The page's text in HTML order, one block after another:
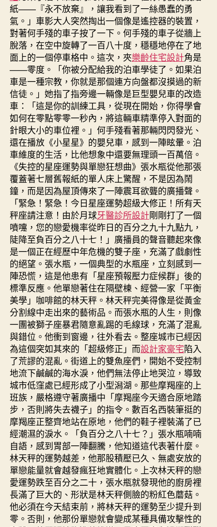
紙——『永不放棄』，讓我看到了一絲愚蠢的勇
氣。」車影大人突然掏出一個像是遙控器的裝置，
對著何手殘的車子按了一下。何手殘的車子從牆上
脫落，在空中旋轉了一百八十度，穩穩地停在了地
面上的一個停車格中。這次，夾樂齡住宅設計角是
——零度。「你被分配給我的泊車學徒了。如果泊
車是一種宗教，你就是那個連方向盤都沒摸過的新
信徒。」她指了指旁邊一輛像是巨型嬰兒車的改造
車：「這是你的訓練工具，從現在開始，你得學會
如何在零點零零一秒內，將這輛車精準停入對面的
針眼大小的車位裡。」何手殘看著那輛閃閃發光、
還在播放《小星星》的嬰兒車，感到一陣眩暈。泊
車維度的生活，比他想象中還要無理頭一百萬倍。
《失控的星座運勢與單戀狂想曲》張水瓶從他那張
覆蓋著七層舊報紙的單人床上驚醒，不是因為鬧
鐘，而是因為屋頂傳來了一陣震耳欲聾的廣播聲。
「緊急！緊急！今日星座運勢超級大修正！所有天
秤座請注意！由於月球牙醫診所設計剛剛打了一個
噴嚏，您的戀愛機率從昨日的百分之九十九點九，
陡降至負百分之八十七！」廣播員的聲音聽起來像
是一個正在經歷中年危機的雙子座，充滿了戲劇性
的絕望。張水瓶，一個典型的水瓶座，立刻感到一
陣恐慌，這是他患有「星座預報壓力症候群」後的
標準反應。他單戀著住在隔壁棟、經營一家「平衡
美學」咖啡館的林天秤。林天秤完美得像是從黃金
分割線中走出來的藝術品。而張水瓶的人生，則像
一團被獅子座暴君隨意亂踢的毛線球，充滿了混亂
與錯位。他衝到窗邊，往外看去。整座城市已經因
為這個突如其來的「超級修正」而設計家豪宅陷入
了荒謬的混亂。街道上的雙魚座們，開始不受控制
地流下鹹鹹的海水淚，他們無法停止地哭泣，導致
城市低窪處已經形成了小型潟湖。那些摩羯座的上
班族，嚴格遵守著廣播中「摩羯座今天適合原地踏
步，否則將失去襪子」的指令。數百名西裝筆挺的
摩羯座正整齊地站在原地，他們的鞋子裡裝滿了已
經潮濕的淚水。「負百分之八十七？」張水瓶喃喃
自語，感到胃部一陣翻騰，他知道這代表著什麼。
林天秤的運勢越差，他那股積壓已久、無處安放的
單戀能量就會越發瘋狂地實體化。上次林天秤的戀
愛運勢跌至百分之二十，張水瓶就發現他的廚房裡
長滿了巨大的、形狀是林天秤側臉的粉紅色蘑菇。
他必須在今天結束前，將林天秤的運勢至少提升到
零。否則，他那份單戀就會變成某種具備攻擊性的